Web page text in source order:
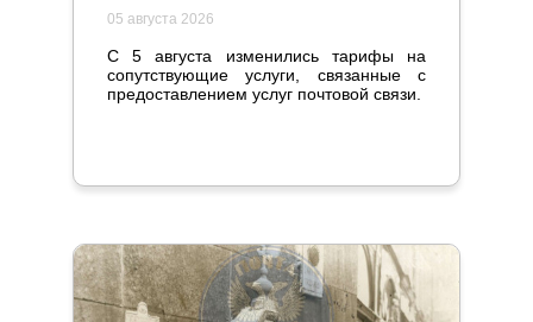
05 августа 2026
С 5 августа изменились тарифы на
сопутствующие услуги, связанные с
предоставлением услуг почтовой связи.